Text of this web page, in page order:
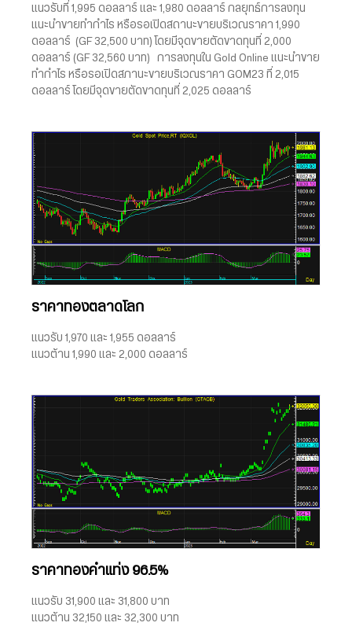
แนวรับที่ 1,995 ดอลลาร์ และ 1,980 ดอลลาร์ กลยุทธ์การลงทุน
แนะนำขายทำกำไร หรือรอเปิดสถานะขายบริเวณราคา 1,990
ดอลลาร์ (GF 32,500 บาท) โดยมีจุดขายตัดขาดทุนที่ 2,000
ดอลลาร์ (GF 32,560 บาท) การลงทุนใน Gold Online แนะนำขาย
ทำกำไร หรือรอเปิดสภานะขายบริเวณราคา GOM23 ที่ 2,015
ดอลลาร์ โดยมีจุดขายตัดขาดทุนที่ 2,025 ดอลลาร์
ราคาทองตลาดโลก
แนวรับ 1,970 และ 1,955 ดอลลาร์
แนวต้าน 1,990 และ 2,000 ดอลลาร์
ราคาทองคำแท่ง 96.5%
แนวรับ 31,900 และ 31,800 บาท
แนวต้าน 32,150 และ 32,300 บาท